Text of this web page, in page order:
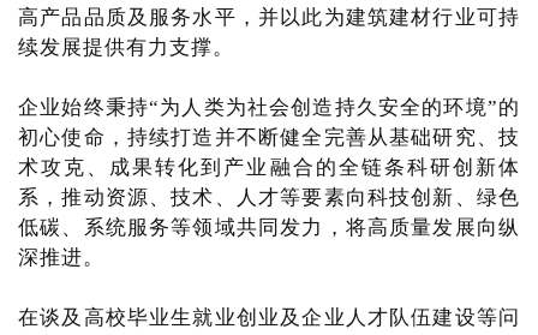
高产品品质及服务水平，并以此为建筑建材行业可持
续发展提供有力支撑。
企业始终秉持“为人类为社会创造持久安全的环境”的
初心使命，持续打造并不断健全完善从基础研究、技
术攻克、成果转化到产业融合的全链条科研创新体
系，推动资源、技术、人才等要素向科技创新、绿色
低碳、系统服务等领域共同发力，将高质量发展向纵
深推进。
在谈及高校毕业生就业创业及企业人才队伍建设等问